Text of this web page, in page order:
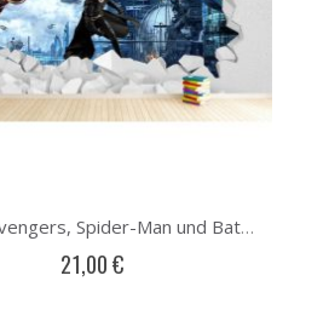
Marvel Avengers, Spider-Man und Batman Fototapete
21,00 €